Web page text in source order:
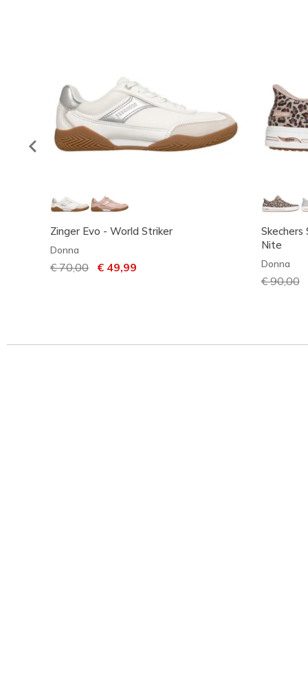
Zinger Evo - World Striker
Donna
Prezzo ridotto da
€ 70,00 per
€ 49,99
Skechers
Nite
Donna
Prezzo
€ 90,00